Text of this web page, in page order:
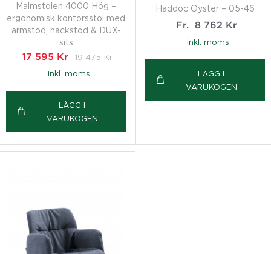
Malmstolen 4000 Hög –
ergonomisk kontorsstol med
armstöd, nackstöd & DUX-
sits
17 595 Kr 19 475 Kr
inkl. moms
LÄGG I
VARUKOGEN
Haddoc Oyster – 05-46
Fr.
8 762 Kr
inkl. moms
LÄGG I
VARUKOGEN